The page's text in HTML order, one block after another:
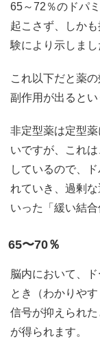
65～72％のドパ
起こさず、しか
験により示しまし
これ以下だと薬
副作用が出るとい
非定型薬は定型
いですが、これ
しているので、
れていき、過剰
いった「緩い結合
65〜70％
脳内において、
とき（わかりや
信号が抑えられ
が得られます。